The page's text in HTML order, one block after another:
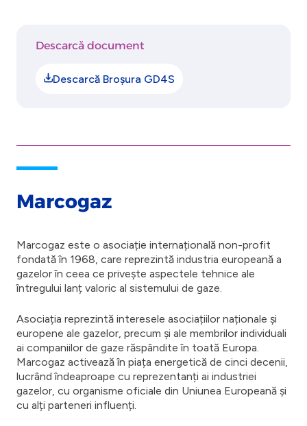
Descarcă document
Descarcă Broșura GD4S
Marcogaz
Marcogaz este o asociație internațională non-profit
fondată în 1968, care reprezintă industria europeană a
gazelor în ceea ce privește aspectele tehnice ale
întregului lanț valoric al sistemului de gaze.
Asociația reprezintă interesele asociațiilor naționale și
europene ale gazelor, precum și ale membrilor individuali
ai companiilor de gaze răspândite în toată Europa.
Marcogaz activează în piața energetică de cinci decenii,
lucrând îndeaproape cu reprezentanți ai industriei
gazelor, cu organisme oficiale din Uniunea Europeană și
cu alți parteneri influenți.